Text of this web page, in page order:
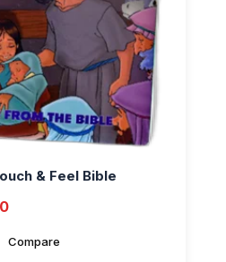
& Feel Bible
Current
Compare